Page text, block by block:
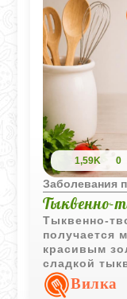
1,59K 0
Заболевания
Тыквенно-
Тыквенно-
получается
красивым
сладкой
особенно
чаепития.
Вилка